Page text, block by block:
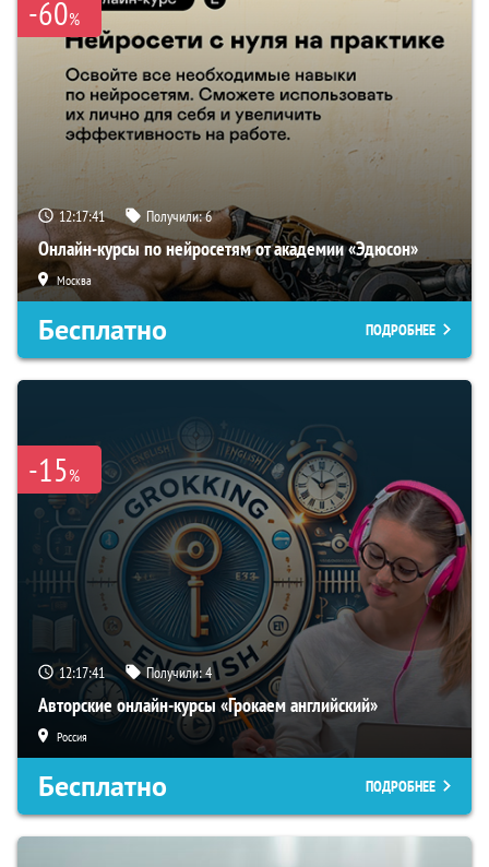
-60%
12:17:40 Получили:6
Онлайн-курсы по нейросетям от академии «Эдюсон»
Москва
Бесплатно ПОДРОБНЕЕ
-15%
12:17:40 Получили:4
Авторские онлайн-курсы «Грокаем английский»
Россия
Бесплатно ПОДРОБНЕЕ